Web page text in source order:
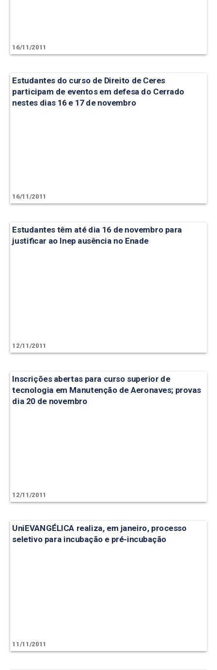
16/11/2011
Estudantes do curso de Direito de Ceres
participam de eventos em defesa do Cerrado
nestes dias 16 e 17 de novembro
16/11/2011
Estudantes têm até dia 16 de novembro para
justificar ao Inep ausência no Enade
12/11/2011
Inscrições abertas para curso superior de
tecnologia em Manutenção de Aeronaves; provas
dia 20 de novembro
12/11/2011
UniEVANGÉLICA realiza, em janeiro, processo
seletivo para incubação e pré-incubação
11/11/2011